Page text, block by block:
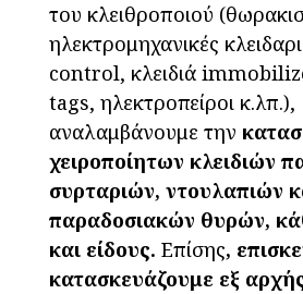
του κλειθροποιού
ηλεκτρομηχανικές
control, κλειδιά
tags, ηλεκτροπείροι κ.λπ.),
αναλαμβάνουμε την
χειροποίητων κλειδιών
συρταριών, ντουλαπιών
παραδοσιακών θυρών,
και είδους. Επίσης,
κατασκευάζουμε εξ